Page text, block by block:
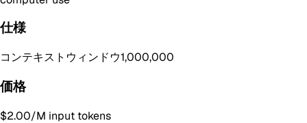
仕様
コンテキストウィンドウ1,000,000
価格
$2.00/M input tokens